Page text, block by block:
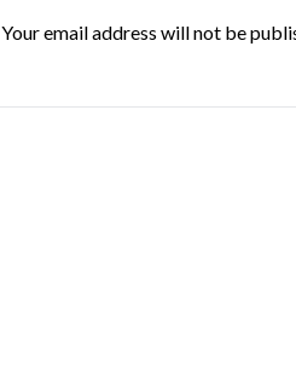
Your email address will not be